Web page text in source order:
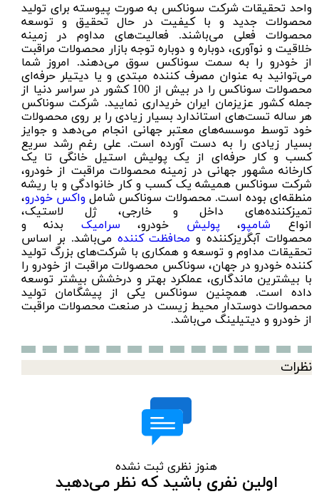
واحد تحقیقات شرکت سوناکس به صورت پیوسته برای تولید
محصولات جدید و با کیفیت در حال تحقیق و توسعه
محصولات فعلی می‌باشند. فعالیت‌های مداوم در زمینه
خلاقیت و نوآوری، دوباره و دوباره توجه بازار محصولات مراقبت
از خودرو را به سمت سوناکس سوق می‌دهند. امروز شما
می‌توانید به عنوان مصرف کننده مبتدی و یا دیتیلر حرفه‌ای
محصولات سوناکس را در بیش از 100 کشور در سراسر دنیا از
جمله کشور عزیزمان ایران خریداری نمایید. شرکت سوناکس
هر ساله تست‌های استاندارد بسیار زیادی را بر روی محصولات
خود توسط موسسه‌های معتبر جهانی انجام می‌دهد و جوایز
بسیار زیادی را به دست آورده است. علی رغم رشد سریع
کسب و کار حرفه‌ای از یک پولیش استیل خانگی تا یک
کارخانه مشهور جهانی در زمینه محصولات مراقبت از خودرو،
شرکت سوناکس همیشه یک کسب و کار خانوادگی و با ریشه
منطقه‌ای بوده است. محصولات سوناکس شامل واکس خودرو،
تمیزکننده‌های داخل و خارجی، ژل لاستیک،
انواع شامپو، پولیش خودرو، سرامیک بدنه و
محصولات آبگریزکننده و محافظت کننده می‌باشد. بر اساس
تحقیقات مداوم و توسعه و همکاری با شرکت‌های بزرگ تولید
کننده خودرو در جهان، سوناکس محصولات مراقبت از خودرو را
با بیشترین ماندگاری، عملکرد بهتر و درخشش بیشتر توسعه
داده است. همچنین سوناکس یکی از پیشگامان تولید
محصولات دوستدار محیط زیست در صنعت محصولات مراقبت
از خودرو و دیتیلینگ می‌باشد.
نظرات
هنوز نظری ثبت نشده
اولین نفری باشید که نظر می‌دهید